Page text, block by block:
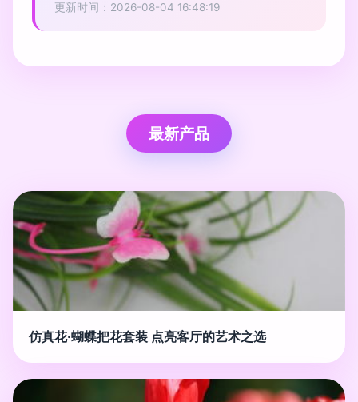
更新时间：2026-08-04 16:48:19
最新产品
仿真花·蝴蝶把花套装 点亮客厅的艺术之选